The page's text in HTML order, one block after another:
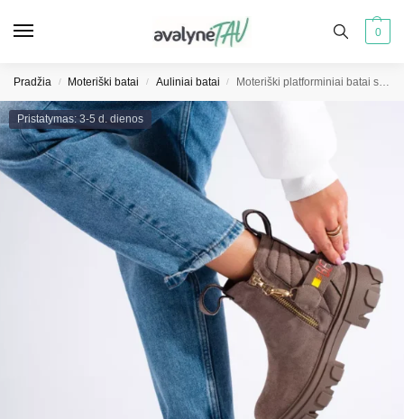
0
Pradžia / Moteriški batai / Auliniai batai / Moteriški platforminiai batai smėlio spalvos zomšos
Pristatymas: 3-5 d. dienos